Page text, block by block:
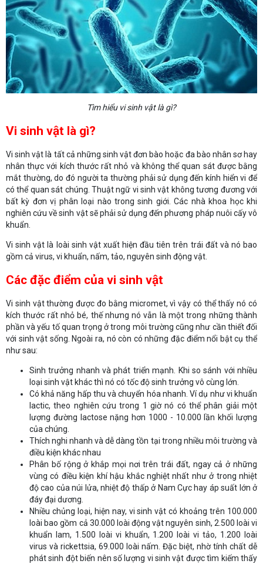
Tìm hiểu vi sinh vật là gì?
Vi sinh vật là gì?
Vi sinh vật là tất cả những sinh vật đơn bào hoặc đa bào nhân sơ hay
nhân thực với kích thước rất nhỏ và không thể quan sát được bằng
mắt thường, do đó người ta thường phải sử dụng đến kính hiển vi để
có thể quan sát chúng. Thuật ngữ vi sinh vật không tương đương với
bất kỳ đơn vị phân loại nào trong sinh giới. Các nhà khoa học khi
nghiên cứu về sinh vật sẽ phải sử dụng đến phương pháp nuôi cấy vô
khuẩn.
Vi sinh vật là loài sinh vật xuất hiện đầu tiên trên trái đất và nó bao
gồm cả virus, vi khuẩn, nấm, tảo, nguyên sinh động vật.
Các đặc điểm của vi sinh vật
Vi sinh vật thường được đo bằng micromet, vì vậy có thể thấy nó có
kích thước rất nhỏ bé, thế nhưng nó vẫn là một trong những thành
phần và yếu tố quan trọng ở trong môi trường cũng như cần thiết đối
với sinh vật sống. Ngoài ra, nó còn có những đặc điểm nổi bật cụ thể
như sau:
Sinh trưởng nhanh và phát triển mạnh. Khi so sánh với nhiều
loại sinh vật khác thì nó có tốc độ sinh trưởng vô cùng lớn.
Có khả năng hấp thu và chuyển hóa nhanh. Ví dụ như vi khuẩn
lactic, theo nghiên cứu trong 1 giờ nó có thể phân giải một
lượng đường lactose nặng hơn 1000 - 10.000 lần khối lượng
của chúng.
Thích nghi nhanh và dễ dàng tồn tại trong nhiều môi trường và
điều kiện khác nhau
Phân bố rộng ở khắp mọi nơi trên trái đất, ngay cả ở những
vùng có điều kiện khí hậu khắc nghiệt nhất như ở trong nhiệt
độ cao của núi lửa, nhiệt độ thấp ở Nam Cực hay áp suất lớn ở
đáy đại dương.
Nhiều chủng loại, hiện nay, vi sinh vật có khoảng trên 100.000
loài bao gồm cả 30.000 loài động vật nguyên sinh, 2.500 loài vi
khuẩn lam, 1.500 loài vi khuẩn, 1.200 loài vi tảo, 1.200 loài
virus và rickettsia, 69.000 loài nấm. Đặc biệt, nhờ tính chất dễ
phát sinh đột biến nên số lượng vi sinh vật được tìm kiếm thấy